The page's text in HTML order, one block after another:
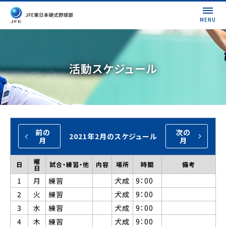
MENU
活動スケジュール
前の
月
2021年2月のスケジュール
次の
月
日 曜
日 試合・練習・他 内容 場所 時間 備考
1 月 練習 犬成
9：00
2
火 練習 犬成
9：00
3
水 練習 犬成
9：00
4
木 練習 犬成
9：00